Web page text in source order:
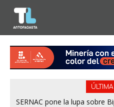
SERNAC pone la lupa sobre